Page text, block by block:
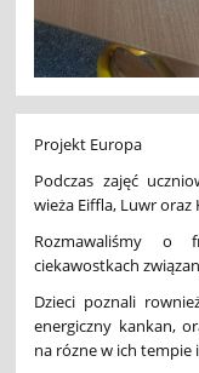
Projekt Europa
Podczas zajęć
wieża Eiffla, Luwr
Rozmawaliśmy o
ciekawostkach
Dzieci poznali
energiczny kankan,
na rózne w ich tempie